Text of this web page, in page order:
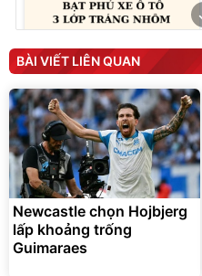
Bạt phủ xe ô tô cao cấp,
tráng nhôm 03 lớp
392.000đ
325.000đ
Đã bán nhiều
BÀI VIẾT LIÊN QUAN
Newcastle chọn Hojbjerg
lấp khoảng trống
Guimaraes